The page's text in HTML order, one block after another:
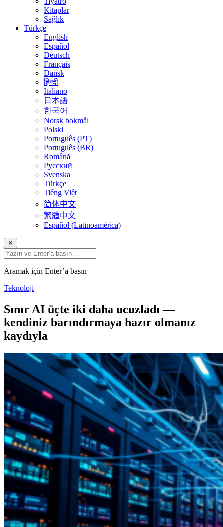
Kitaplar
Sağlık
Türkçe
English
Español
Deutsch
Français
Dansk
हिन्दी
Italiano
日本語
한국어
Norsk bokmål
Polski
Português (PT)
Português (BR)
Română
Русский
Svenska
Türkçe
Tiếng Việt
简体中文
繁體中文
Español (Latinoamérica)
✕
Aramak için Enter’a basın
Teknoloji
Sınır AI üçte iki daha ucuzladı —
kendiniz barındırmaya hazır olmanız
kaydıyla